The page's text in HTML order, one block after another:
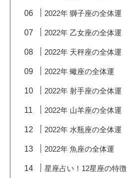
2022年 獅子座の全体運
2022年 乙女座の全体運
2022年 天秤座の全体運
2022年 蠍座の全体運
2022年 射手座の全体運
2022年 山羊座の全体運
2022年 水瓶座の全体運
2022年 魚座の全体運
星座占い！12星座の特徴